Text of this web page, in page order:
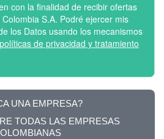
con la finalidad de recibir ofertas
S.A. Podré ejercer mis
los Datos usando los mecanismos
políticas de privacidad y tratamiento
UNA EMPRESA?
TODAS LAS EMPRESAS